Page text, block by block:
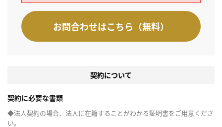
お問合わせはこちら（無料）
契約について
契約に必要な書類
◆法人契約の場合、法人に在籍することがわかる証明書をご用意くださ
い。